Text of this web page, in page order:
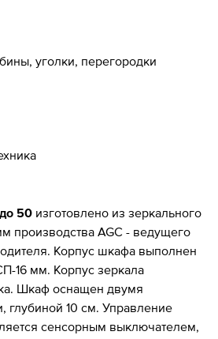
уголки, перегородки
50 изготовлено из зеркального
производства AGC - ведущего
Корпус шкафа выполнен
16 мм. Корпус зеркала
Шкаф оснащен двумя
глубиной 10 см. Управление
сенсорным выключателем,